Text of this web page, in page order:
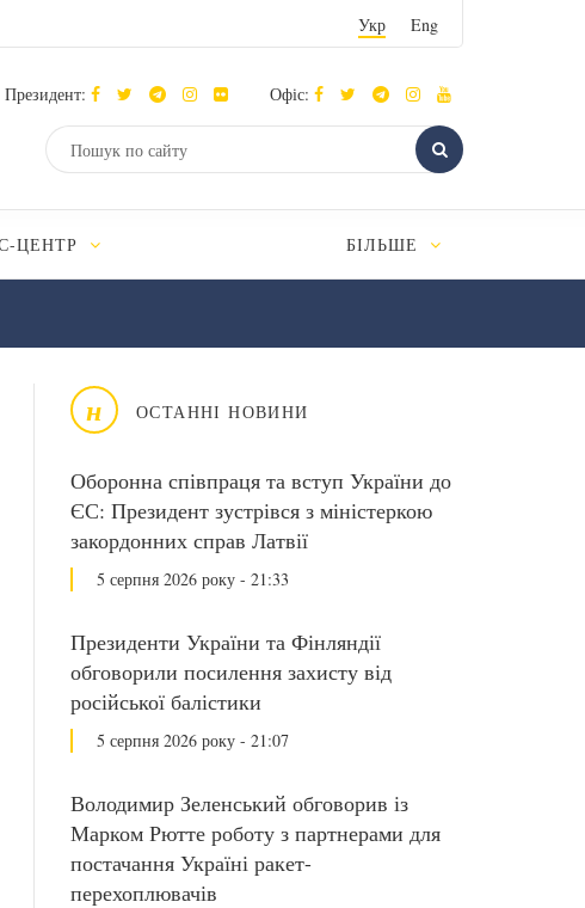
Укр Eng
Президент: Офіс:
ЦЕНТР БІЛЬШЕ
н ОСТАННІ НОВИНИ
Оборонна співпраця та вступ України до
ЄС: Президент зустрівся з міністеркою
закордонних справ Латвії
5 серпня 2026 року - 21:33
Президенти України та Фінляндії
обговорили посилення захисту від
російської балістики
5 серпня 2026 року - 21:07
Володимир Зеленський обговорив із
Марком Рютте роботу з партнерами для
постачання Україні ракет-
перехоплювачів